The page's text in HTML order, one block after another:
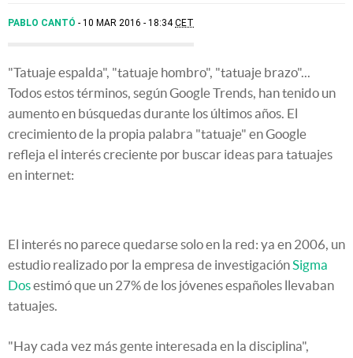
PABLO CANTÓ 10 MAR 2016 - 18:34CET
"Tatuaje espalda", "tatuaje hombro", "tatuaje brazo"...
Todos estos términos, según Google Trends, han tenido un
aumento en búsquedas durante los últimos años. El
crecimiento de la propia palabra "tatuaje" en Google
refleja el interés creciente por buscar ideas para tatuajes
en internet:
El interés no parece quedarse solo en la red: ya en 2006, un
estudio realizado por la empresa de investigaciónSigma
Dosestimó que un 27% de los jóvenes españoles llevaban
tatuajes.
"Hay cada vez más gente interesada en la disciplina",